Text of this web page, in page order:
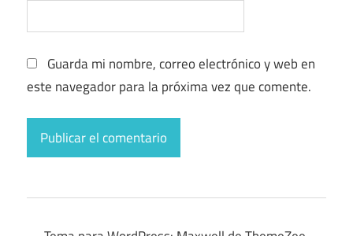
Guarda mi nombre, correo electrónico y web en
este navegador para la próxima vez que comente.